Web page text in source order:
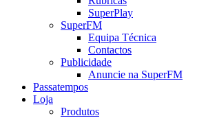
SuperPlay
SuperFM
Equipa Técnica
Contactos
Publicidade
Anuncie na SuperFM
Passatempos
Loja
Produtos